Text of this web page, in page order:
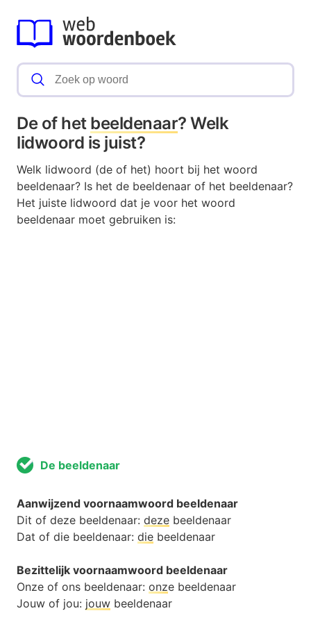
De of het beeldenaar? Welk
lidwoord is juist?
Welk lidwoord (de of het) hoort bij het woord
beeldenaar? Is het de beeldenaar of het beeldenaar?
Het juiste lidwoord dat je voor het woord
beeldenaar moet gebruiken is:
De beeldenaar
Aanwijzend voornaamwoord beeldenaar
Dit of deze beeldenaar: deze beeldenaar
Dat of die beeldenaar: die beeldenaar
Bezittelijk voornaamwoord beeldenaar
Onze of ons beeldenaar: onze beeldenaar
Jouw of jou: jouw beeldenaar